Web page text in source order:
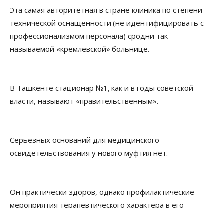
Эта самая авторитетная в стране клиника по степени
технической оснащенности (не идентифицировать с
профессионализмом персонала) сродни так
называемой «кремлевской» больнице.
В Ташкенте стационар №1, как и в годы советской
власти, называют «правительственным».
Серьезных оснований для медицинского
освидетельствования у нового муфтия нет.
Он практически здоров, однако профилактические
мероприятия терапевтического характера в его